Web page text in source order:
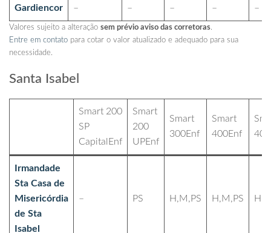
Gardiencor – – – – –
Valores sujeito a alteração sem prévio aviso das corretoras.
Entre em contato para cotar o valor atualizado e adequado para sua
necessidade.
Santa Isabel
Smart 200
SP
CapitalEnf
Smart
200
UPEnf
Smart
300Enf
Smart
400Enf
Irmandade
Sta Casa de
Misericórdia
de Sta
Isabel
– PS H,M,PS H,M,PS